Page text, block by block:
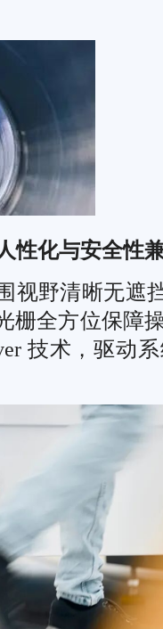
性化与安全性
视野清晰无遮
栅全方位保障
技术，驱动